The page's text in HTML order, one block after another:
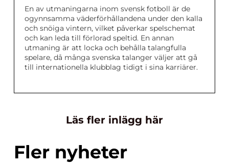
En av utmaningarna inom svensk fotboll är de
ogynnsamma väderförhållandena under den kalla
och snöiga vintern, vilket påverkar spelschemat
och kan leda till förlorad speltid. En annan
utmaning är att locka och behålla talangfulla
spelare, då många svenska talanger väljer att gå
till internationella klubblag tidigt i sina karriärer.
Läs fler inlägg här
Fler nyheter